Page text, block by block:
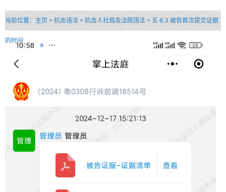
当前位置： 主页 > 抗击违法>抗击人社局及法院违法 >五-6.3 被告首次提交证据
的时间